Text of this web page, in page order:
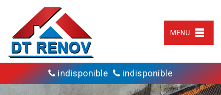
MENU
indisponible indisponible